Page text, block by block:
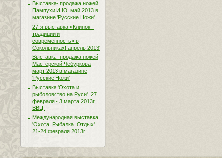
Выставка- продажа ножей
Пампухи И.Ю. май 2013 в
магазине 'Русские Ножи'
27-я выставка «Клинок -
традиции и
современность» в
Сокольниках! апрель 2013'
Выставка- продажа ножей
Мастерской Чебуркова
март 2013 в магазине
'Русские Ножи'
Выставка 'Охота и
рыболовство на Руси'. 27
февраля - 3 марта 2013г,
ВВЦ.
Международная выставка
'Охота. Рыбалка. Отдых'
21-24 февраля 2013г